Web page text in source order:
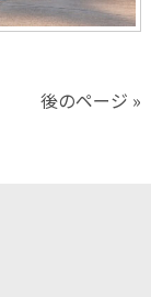
後のページ »